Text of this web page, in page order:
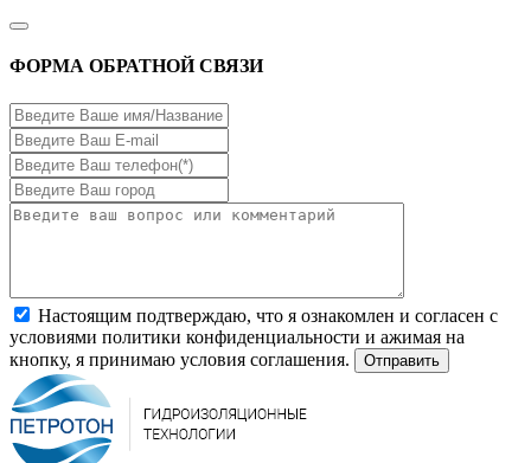
ФОРМА ОБРАТНОЙ СВЯЗИ
Настоящим подтверждаю, что я ознакомлен и согласен с
условиями политики конфиденциальности и ажимая на
кнопку, я принимаю условия соглашения.